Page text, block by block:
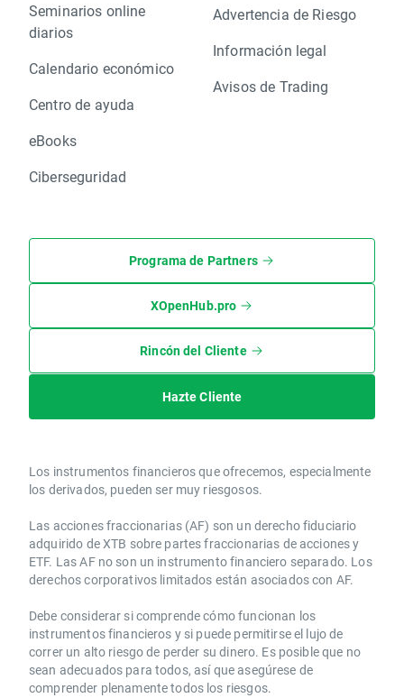
Seminarios online
diarios
Calendario económico
Centro de ayuda
eBooks
Ciberseguridad
Advertencia de Riesgo
Información legal
Avisos de Trading
Programa de Partners
XOpenHub.pro
Rincón del Cliente
Hazte Cliente
Los instrumentos financieros que ofrecemos, especialmente
los derivados, pueden ser muy riesgosos.
Las acciones fraccionarias (AF) son un derecho fiduciario
adquirido de XTB sobre partes fraccionarias de acciones y
ETF. Las AF no son un instrumento financiero separado. Los
derechos corporativos limitados están asociados con AF.
Debe considerar si comprende cómo funcionan los
instrumentos financieros y si puede permitirse el lujo de
correr un alto riesgo de perder su dinero. Es posible que no
sean adecuados para todos, así que asegúrese de
comprender plenamente todos los riesgos.